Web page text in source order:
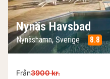
Nynäs Havsbad
Nynäshamn, Sverige 8.8
Från3900 kr.